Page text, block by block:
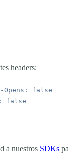
headers:
a nuestros SDKs